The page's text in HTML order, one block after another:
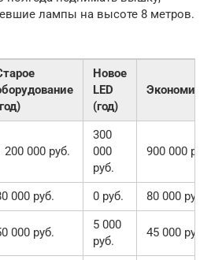
лампы на высоте 8 метров.
Новое
LED
(год)
Экономия
200 000 руб.
300
000
руб.
900 000 руб.
000 руб. 0 руб.
80 000 руб.
000 руб.
5 000
руб.
45 000 руб.